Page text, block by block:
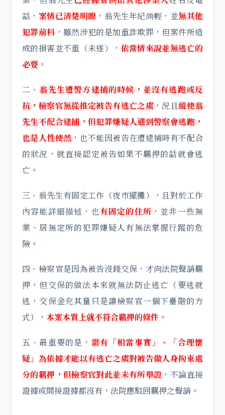
話， 案情已清楚明瞭 ，翁先生年紀尚輕，並無其他
犯罪前科 ，雖然涉犯的是加重詐欺罪，但案件所造
成的損害並不重（未遂）， 依常情來說並無逃亡的
必要 。
二、 翁先生遭警方逮捕的時候，並沒有逃跑或反
抗，檢察官無從推定被告有逃亡之虞 ，況且縱使翁
先生不配合逮捕，但犯罪嫌疑人遇到警察會逃跑，
也是人性使然 ，也不能因被告在遭逮捕時有不配合
的狀況，就直接認定被告如果不羈押的話就會逃
亡。
三、翁先生有固定工作（夜市擺攤），且對於工作
內容能詳細描述，也有固定的住所 ，並非一些無
業、居無定所的犯罪嫌疑人有無法掌握行蹤的危
險。
四、檢察官是因為被告沒錢交保，才向法院聲請羈
押，但交保的做法本來就無法防止逃亡（要逃就
逃，交保金充其量只是讓檢察官一個下臺階的方
式）， 本案本質上就不符合羈押的條件。
五、最重要的是， 需有「相當事實」、「合理懷
疑」為依據才能以有逃亡之虞對被告做人身拘束處
分的羈押，但檢察官對此並未有所舉證 ，不論直接
證據或間接證據都沒有，法院應駁回羈押之聲請。